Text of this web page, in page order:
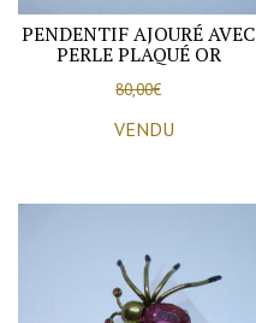
PENDENTIF AJOURÉ AVEC
PERLE PLAQUÉ OR
80,00€
VENDU